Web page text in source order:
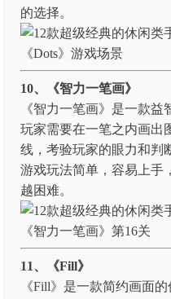
的选择。
《Dots》游戏场景
10、《智力一笔画》
《智力一笔画》是一款益
玩家需要在一笔之内画出
线，考验玩家的眼力和判
游戏玩法简单，容易上手
越困难。
《智力一笔画》第16关
11、《Fill》
《Fill》是一款简约画面